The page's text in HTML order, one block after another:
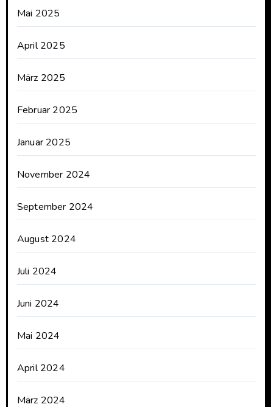
Mai 2025
April 2025
März 2025
Februar 2025
Januar 2025
November 2024
September 2024
August 2024
Juli 2024
Juni 2024
Mai 2024
April 2024
März 2024